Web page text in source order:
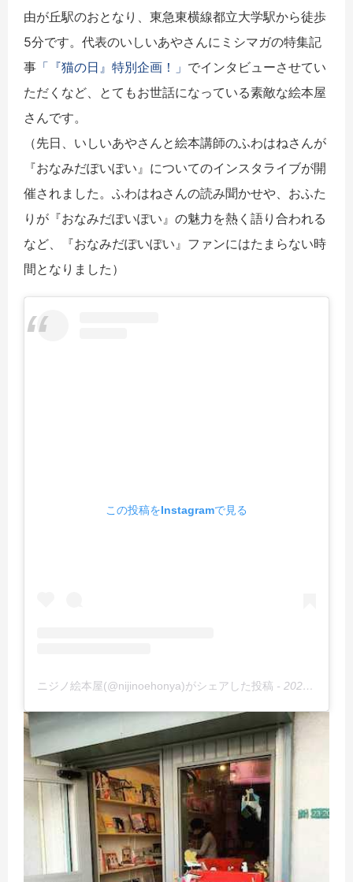
由が丘駅のおとなり、東急東横線都立大学駅から徒歩
5分です。代表のいしいあやさんにミシマガの特集記
事 「『猫の日』特別企画！」 でインタビューさせてい
ただくなど、とてもお世話になっている素敵な絵本屋
さんです。
（先日、いしいあやさんと絵本講師のふわはねさんが
『おなみだぽいぽい』についてのインスタライブが開
催されました。ふわはねさんの読み聞かせや、おふた
りが『おなみだぽいぽい』の魅力を熱く語り合われる
など、『おなみだぽいぽい』ファンにはたまらない時
間となりました）
この投稿をInstagramで見る
ニジノ絵本屋(@nijinoehonya)がシェアした投稿 - 2020年11月月6日午前6時25分PST